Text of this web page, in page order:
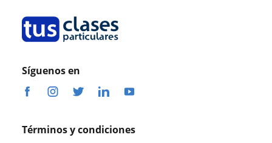
Síguenos en
Términos y condiciones